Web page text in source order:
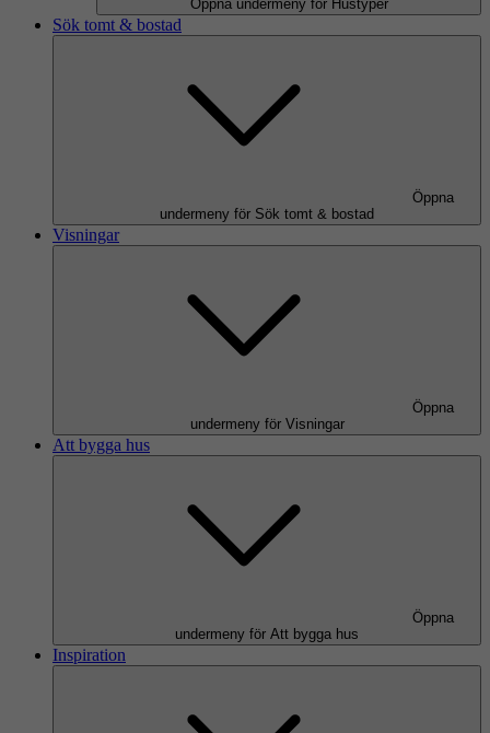
Öppna undermeny för Hustyper
Sök tomt & bostad
Öppna
undermeny för Sök tomt & bostad
Visningar
Öppna
undermeny för Visningar
Att bygga hus
Öppna
undermeny för Att bygga hus
Inspiration